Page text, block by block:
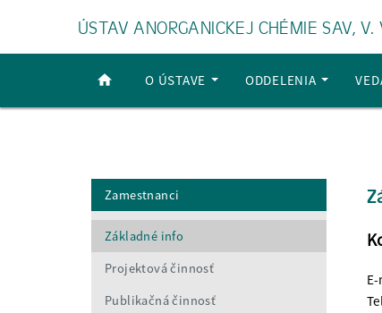
ÚSTAV ANORGANICKEJ CHÉMIE SAV, V.
O ÚSTAVE ODDELENIA
Zamestnanci
Základné info
Projektová činnosť
Publikačná činnosť